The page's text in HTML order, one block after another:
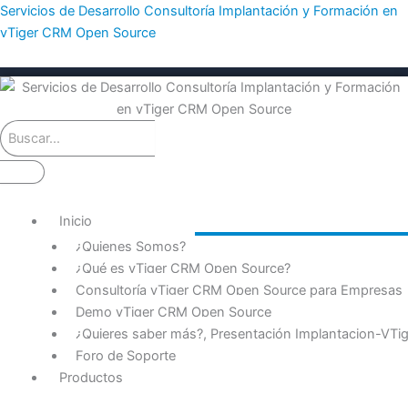
Ir
al
Servicios de Desarrollo Consultoría Implantación y Formación en
vTiger CRM Open Source
Inicio
¿Quienes Somos?
¿Qué es vTiger CRM Open Source?
Consultoría vTiger CRM Open Source para Empresas
Demo vTiger CRM Open Source
¿Quieres saber más?, Presentación Implantacion-
Foro de Soporte
Productos